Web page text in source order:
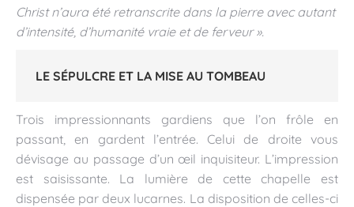
Christ n’aura été retranscrite dans la pierre avec autant
d’intensité, d’humanité vraie et de ferveur ».
LE SÉPULCRE ET LA MISE AU TOMBEAU
Trois impressionnants gardiens que l’on frôle en
passant, en gardent l’entrée. Celui de droite vous
dévisage au passage d’un œil inquisiteur. L’impression
est saisissante. La lumière de cette chapelle est
dispensée par deux lucarnes. La disposition de celles-ci